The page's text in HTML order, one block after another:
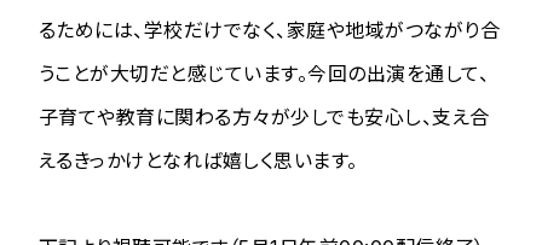
るためには、学校だけでなく、家庭や地域がつながり合
うことが大切だと感じています。今回の出演を通して、
子育てや教育に関わる方々が少しでも安心し、支え合
えるきっかけとなれば嬉しく思います。